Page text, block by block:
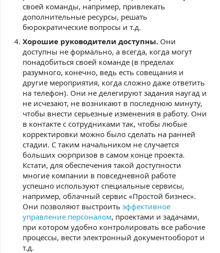
своей команды, например, привлекать
дополнительные ресурсы, решать
бюрократические вопросы и т.д.
Хорошие руководители доступны. Они
доступны не формально, а всегда, когда могут
понадобиться своей команде (в пределах
разумного, конечно, ведь есть совещания и
другие мероприятия, когда сложно даже ответить
на телефон). Они не делегируют задания наугад и
не исчезают, не возникают в последнюю минуту,
чтобы внести серьезные изменения в работу. Они
в контакте с сотрудниками так, чтобы любые
корректировки можно было сделать на ранней
стадии. С таким начальником не случается
больших сюрпризов в самом конце проекта.
Кстати, для обеспечения такой доступности
многие компании в повседневной работе
успешно используют специальные сервисы,
например, облачный сервис «Простой бизнес».
Они позволяют выстроить эффективное
управление персоналом, проектами и задачами,
при котором удобно контролировать все рабочие
процессы, вести электронный документооборот и
т.д.